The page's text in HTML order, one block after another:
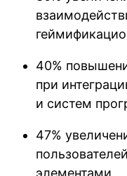
40%
при
и систем
47%
элементами